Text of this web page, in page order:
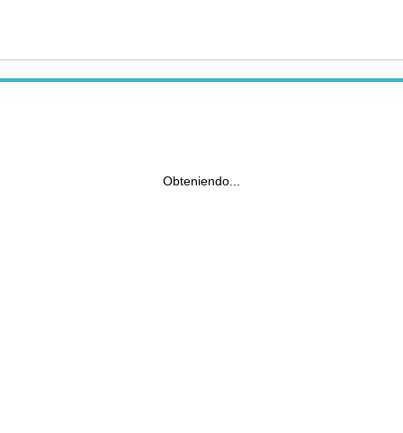
Obteniendo...